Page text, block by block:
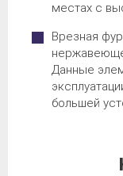
местах с
Врезная
Данные
большей